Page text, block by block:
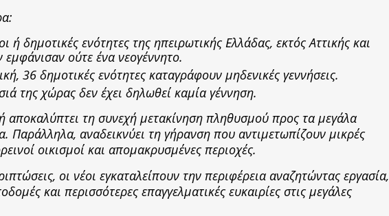
ή δημοτικές ενότητες της ηπειρωτικής Ελλάδας, εκτός Αττικής και
εμφάνισαν ούτε ένα νεογέννητο.
36 δημοτικές ενότητες καταγράφουν μηδενικές γεννήσεις.
της χώρας δεν έχει δηλωθεί καμία γέννηση.
αποκαλύπτει τη συνεχή μετακίνηση πληθυσμού προς τα μεγάλα
Παράλληλα, αναδεικνύει τη γήρανση που αντιμετωπίζουν μικρές
οικισμοί και απομακρυσμένες περιοχές.
οι νέοι εγκαταλείπουν την περιφέρεια αναζητώντας εργασία,
και περισσότερες επαγγελματικές ευκαιρίες στις μεγάλες